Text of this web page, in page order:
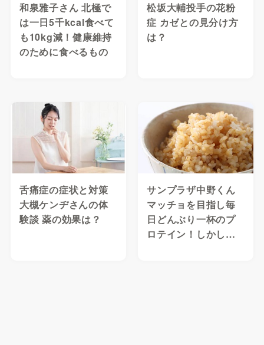
和泉雅子さん 北極で
は一日5千kcal食べて
も10kg減！健康維持
のために食べるもの
松坂大輔投手の花粉
症 カゼとの見分け方
は？
舌痛症の症状と対策
大槻ケンヂさんの体
験談 薬の効果は？
サンプラザ中野くん
マッチョを目指し毎
日どんぶり一杯のプ
ロテイン！しかし…